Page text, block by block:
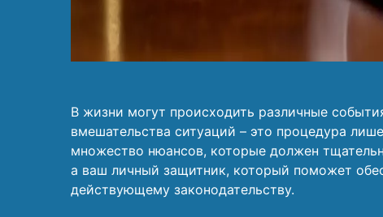
В жизни могут происходить различные
вмешательства ситуаций – это процедура
множество нюансов, которые должен
а ваш личный защитник, который поможет
действующему законодательству.